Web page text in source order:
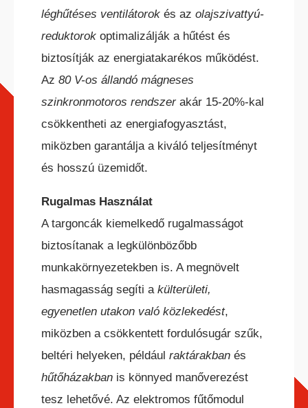
léghűtéses ventilátorok és az olajszivattyú-
reduktorok optimalizálják a hűtést és
biztosítják az energiatakarékos működést.
Az 80 V-os állandó mágneses
szinkronmotoros rendszerakár 15-20%-kal
csökkentheti az energiafogyasztást,
miközben garantálja a kiváló teljesítményt
és hosszú üzemidőt.
Rugalmas Használat
A targoncák kiemelkedő rugalmasságot
biztosítanak a legkülönbözőbb
munkakörnyezetekben is. A megnövelt
hasmagasság segíti a külterületi,
egyenetlen utakon való közlekedést,
miközben a csökkentett fordulósugár szűk,
beltéri helyeken, például raktárakban és
hűtőházakban is könnyed manőverezést
tesz lehetővé. Az elektromos fűtőmodul